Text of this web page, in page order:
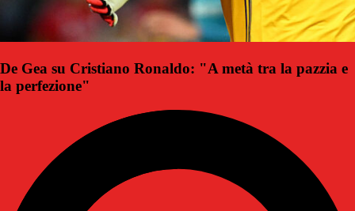
De Gea su Cristiano Ronaldo: "A metà tra la pazzia e
la perfezione"